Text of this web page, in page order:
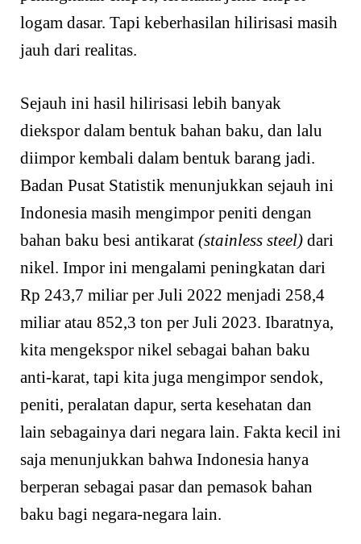
logam dasar. Tapi keberhasilan hilirisasi masih
jauh dari realitas.
Sejauh ini hasil hilirisasi lebih banyak
diekspor dalam bentuk bahan baku, dan lalu
diimpor kembali dalam bentuk barang jadi.
Badan Pusat Statistik menunjukkan sejauh ini
Indonesia masih mengimpor peniti dengan
bahan baku besi antikarat (stainless steel) dari
nikel. Impor ini mengalami peningkatan dari
Rp 243,7 miliar per Juli 2022 menjadi 258,4
miliar atau 852,3 ton per Juli 2023. Ibaratnya,
kita mengekspor nikel sebagai bahan baku
anti-karat, tapi kita juga mengimpor sendok,
peniti, peralatan dapur, serta kesehatan dan
lain sebagainya dari negara lain. Fakta kecil ini
saja menunjukkan bahwa Indonesia hanya
berperan sebagai pasar dan pemasok bahan
baku bagi negara-negara lain.